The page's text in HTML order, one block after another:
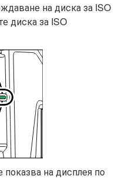
на диска за ISO
диска за ISO
на дисплея по